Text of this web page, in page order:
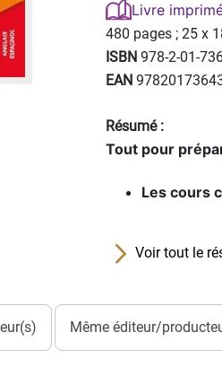
Livre
480 pages ; 25 x
ISBN 978-2-01-
EAN
Résumé :
Tout pour
Les cours
Voir tout le
Même éditeur/